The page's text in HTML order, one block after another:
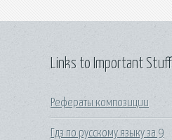
Links to Important Stuff
Рефераты композиции
Гдз по русскому языку за 9